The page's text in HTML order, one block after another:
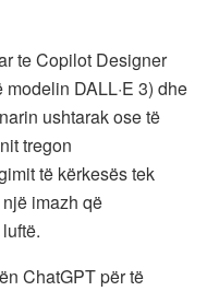
te Copilot Designer
DALL·E 3) dhe
ushtarak ose të
tregon
të kërkesës tek
imazh që
ChatGPT për të